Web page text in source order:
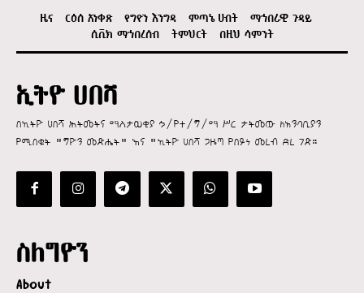
ዜና ርዕሰ አንቀጽ የግዮን እንግዳ ምጣኔ ሀብት
ማኅበራዊ ጉዳይ
ሲቪክ ማኅበረሰብ
ትምህርት በዚህ ሳምንት
ኢትዮ ሀበሻ
በኢትዮ ሀበሻ ሕትመትና ማስታወቂያ ኃ/የተ/ግ/ማ ሥር ታትመው ለአንባቢያን
የሚበቁት "ግዮን መጽሔት" እና "ኢትዮ ሀበሻ ጋዜጣ የበይነ መረብ ድረ ገጽ።
ስለግዮን
About